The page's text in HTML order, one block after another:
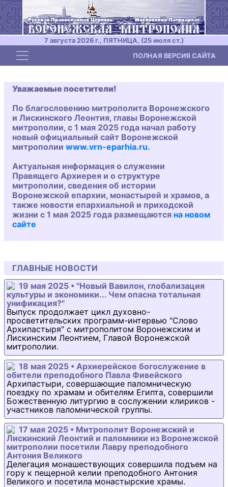
7 августа 2026 г., ПЯТНИЦА, (25 июля ст.)
Toggle navigation ПОЛНАЯ ВЕРСИЯ САЙТА
Уважаемые посетители!
По благословению митрополита Воронежского
и Лискинского Леонтия, главы Воронежской
митрополии, с 1 мая 2025 года начал работу
новый официальный сайт Воронежской
митрополии www.vrn-eparhia.ru.
Актуальная информация о служении
Правящего Архиерея и о структуре
митрополии, сведения об истории
Воронежской епархии, монастырей и храмов, а
также новости епархиальной и приходской
жизни с 1 мая 2025 года размещаются на новом
сайте
ГЛАВНЫЕ НОВОСТИ
19 мая 2025 • "Новый Вавилон, глобализация
культуры и экономики... Чем опасна тотальная
унификация?"
Выпуск продолжает цикл духовно-
просветительских программ-интервью "Слово
Архипастыря" с митрополитом Воронежским и
Лискинским Леонтием, Главой Воронежской
митрополии.
18 мая 2025 • Архиерейское богослужение в
обители преподобного Павла Фивейского
Архипастыри, совершающие паломническую
поездку по храмам и обителям Египта, совершили
Божественную литургию в сослужении клириков -
участников паломнической группы.
17 мая 2025 • Митрополит Воронежский и
Лискинский Леонтий и паломники из Воронежской
митрополии посетили Лавру преподобного
Антония Великого
Делегация монашествующих совершила подъем на
гору к пещерной келии преподобного Антония
Великого и посетила монастырские храмы.